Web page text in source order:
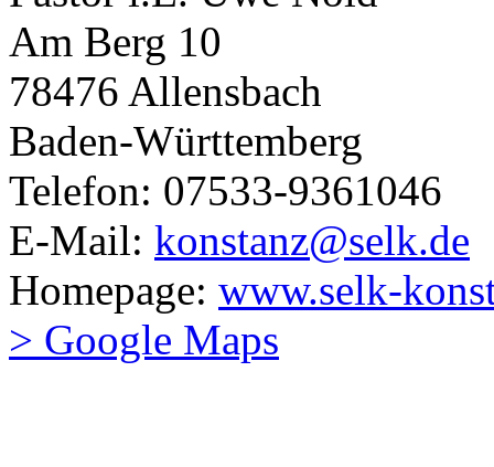
Am Berg 10
78476 Allensbach
Baden-Württemberg
Telefon: 07533-9361046
E-Mail: konstanz@selk.de
Homepage: www.selk-
> Google Maps